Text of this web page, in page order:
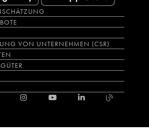
VON UNTERNEHMEN (CSR)